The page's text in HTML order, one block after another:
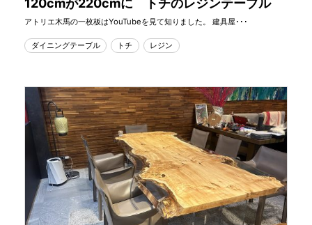
120cmが220cmに トチのレジンテーブル
アトリエ木馬の一枚板はYouTubeを見て知りました。 建具屋･･･
ダイニングテーブル トチ レジン